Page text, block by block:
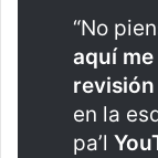
“No
aquí
en la
pa’l